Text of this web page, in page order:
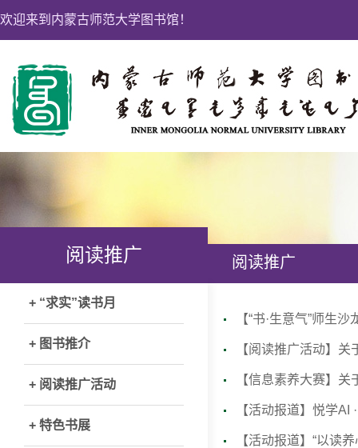
欢迎来到内蒙古师范大学图书馆！
阅读推广
+ “求实”读书月
+ 图书推介
+ 阅读推广活动
+ 特色书展
阅读推广
【“书·生意气”师生
【阅读推广活动】
【信息素养大赛】
【活动报道】悦学
【活动报道】“以读